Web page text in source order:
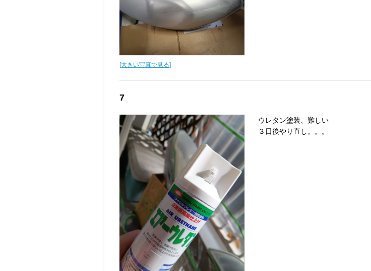
[大きい写真で見る]
7
ウレタン塗装、難しい
３日後やり直し。。。